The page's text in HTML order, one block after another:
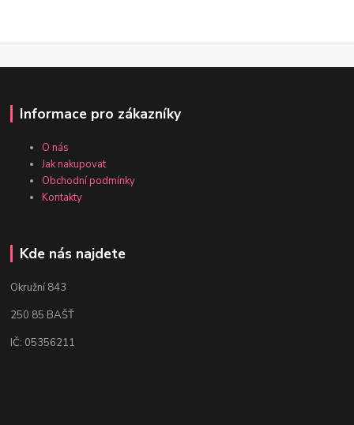
Informace pro zákazníky
O nás
Jak nakupovat
Obchodní podmínky
Kontakty
Kde nás najdete
Okružní 843
250 85 BAŠŤ
IČ: 05356211